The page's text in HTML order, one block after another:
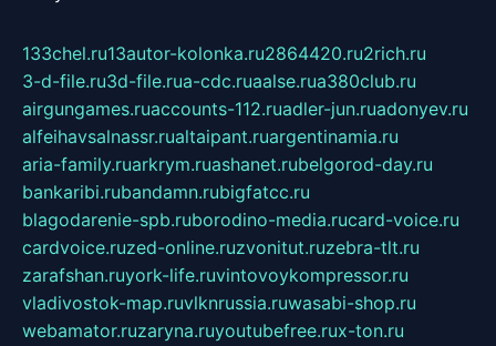
133chel.ru13autor-kolonka.ru2864420.ru2rich.ru
3-d-file.ru3d-file.rua-cdc.ruaalse.rua380club.ru
airgungames.ruaccounts-112.ruadler-jun.ruadonyev.ru
alfeihavsalnassr.rualtaipant.ruargentinamia.ru
aria-family.ruarkrym.ruashanet.rubelgorod-day.ru
bankaribi.rubandamn.rubigfatcc.ru
blagodarenie-spb.ruborodino-media.rucard-voice.ru
cardvoice.ruzed-online.ruzvonitut.ruzebra-tlt.ru
zarafshan.ruyork-life.ruvintovoykompressor.ru
vladivostok-map.ruvlknrussia.ruwasabi-shop.ru
webamator.ruzaryna.ruyoutubefree.rux-ton.ru